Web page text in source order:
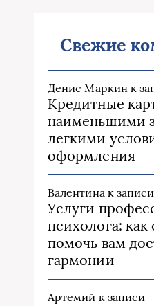
Свежие
Денис Маркинк
Кредитные
наименьшими
легкими
оформления
Валентина к записи
Услуги
психолога:
помочь вам
гармонии
Артемий к записи